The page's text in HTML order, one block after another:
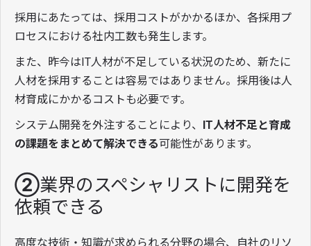
採用にあたっては、採用コストがかかるほか、各採用プ
ロセスにおける社内工数も発生します。
また、昨今はIT人材が不足している状況のため、新たに
人材を採用することは容易ではありません。採用後は人
材育成にかかるコストも必要です。
システム開発を外注することにより、
IT人材不足と育成
の課題をまとめて解決できる可能性があります。
②業界のスペシャリストに開発を
依頼できる
高度な技術・知識が求められる分野の場合、自社のリソ